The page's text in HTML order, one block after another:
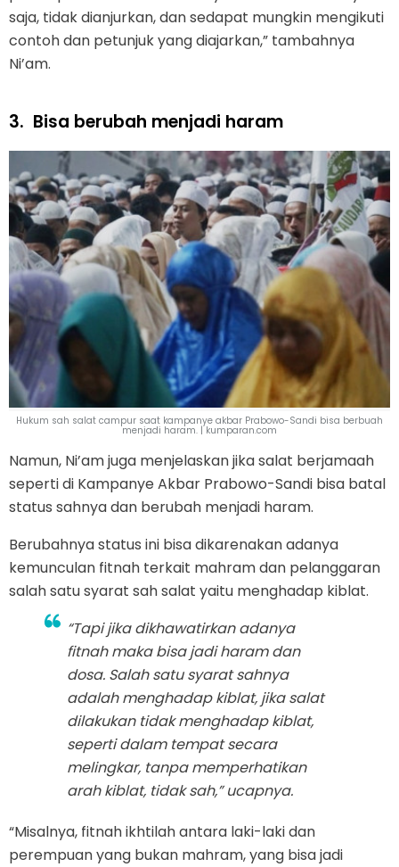
saja, tidak dianjurkan, dan sedapat mungkin mengikuti
contoh dan petunjuk yang diajarkan,” tambahnya
Ni’am.
3. Bisa berubah menjadi haram
Hukum sah salat campur saat kampanye akbar Prabowo-Sandi bisa berbuah
menjadi haram. | kumparan.com
Namun, Ni’am juga menjelaskan jika salat berjamaah
seperti di Kampanye Akbar Prabowo-Sandi bisa batal
status sahnya dan berubah menjadi haram.
Berubahnya status ini bisa dikarenakan adanya
kemunculan fitnah terkait mahram dan pelanggaran
salah satu syarat sah salat yaitu menghadap kiblat.
“Tapi jika dikhawatirkan adanya
fitnah maka bisa jadi haram dan
dosa. Salah satu syarat sahnya
adalah menghadap kiblat, jika salat
dilakukan tidak menghadap kiblat,
seperti dalam tempat secara
melingkar, tanpa memperhatikan
arah kiblat, tidak sah,” ucapnya.
“Misalnya, fitnah ikhtilah antara laki-laki dan
perempuan yang bukan mahram, yang bisa jadi